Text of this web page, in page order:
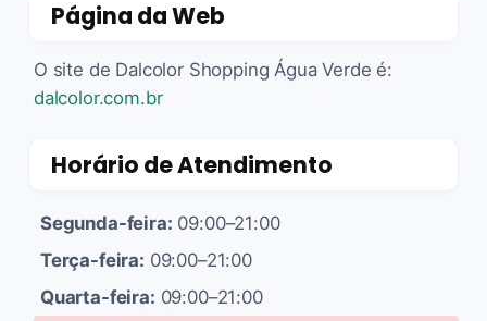
Página da Web
O site de Dalcolor Shopping Água Verde é:
dalcolor.com.br
Horário de Atendimento
Segunda-feira: 09:00–21:00
Terça-feira: 09:00–21:00
Quarta-feira: 09:00–21:00